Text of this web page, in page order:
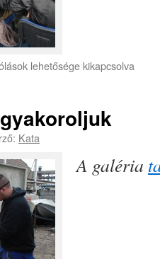
lehetősége kikapcsolva
Kata
A galéria